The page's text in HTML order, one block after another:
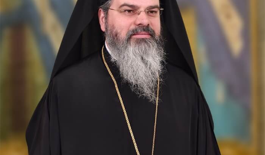
Sfântul Laurențiu chemând
numele lui Iisus Hristos și
punându-și mâinile pe ochii
celor orbi în semnul Sfintei
Cruci, îi făcea să vadă.
Apostolul zilei
Fraților, v-am scris vouă aceasta, ca nu cumva, la venirea
mea, să am întristare de la aceia care trebuie să mă
bucure, fiind încredințat despre voi toți că bucuria mea